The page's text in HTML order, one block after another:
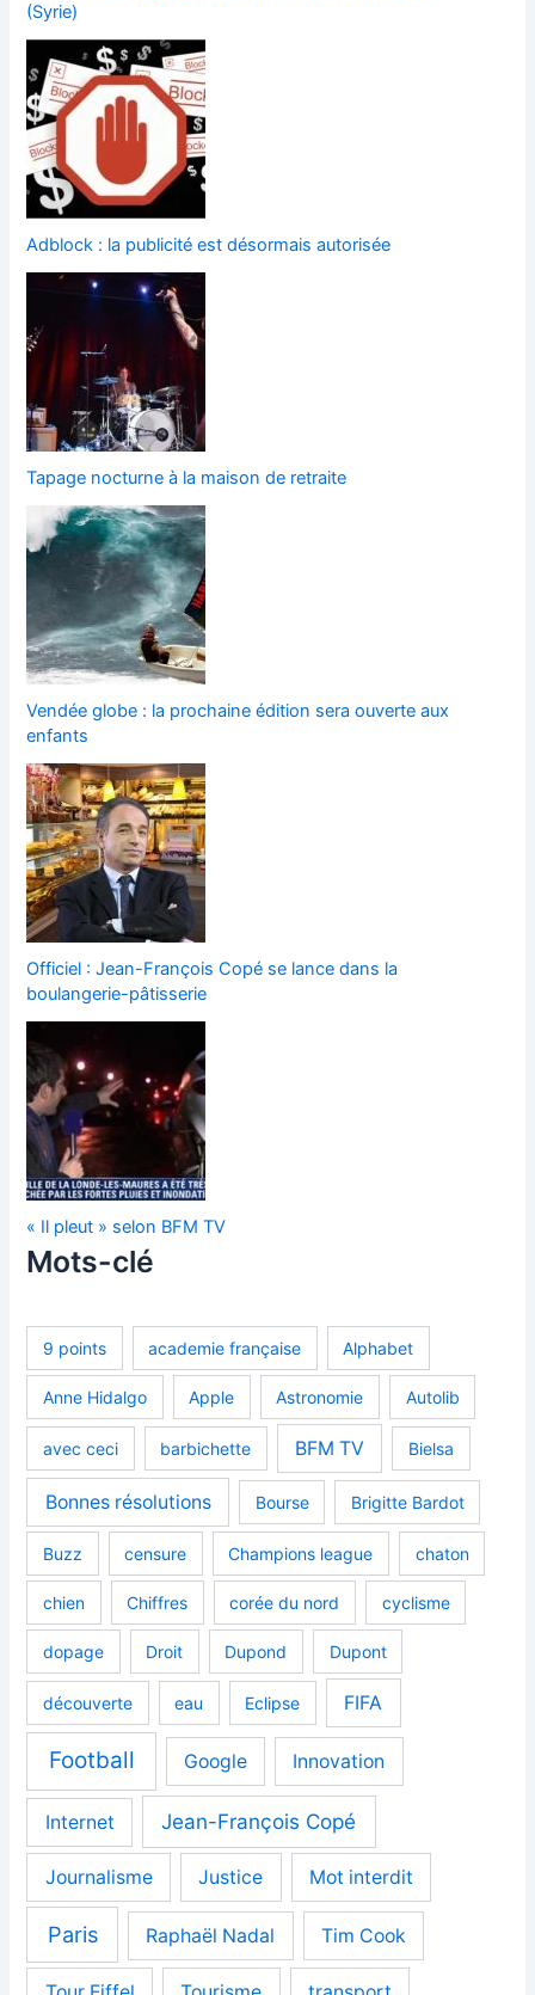
(Syrie)
Adblock : la publicité est désormais autorisée
Tapage nocturne à la maison de retraite
Vendée globe : la prochaine édition sera ouverte aux
enfants
Officiel : Jean-François Copé se lance dans la
boulangerie-pâtisserie
« Il pleut » selon BFM TV
Mots-clé
9 points academie française Alphabet
Anne Hidalgo Apple Astronomie Autolib
avec ceci barbichette BFM TV Bielsa
Bonnes résolutions Bourse Brigitte Bardot
Buzz censure Champions league chaton
chien Chiffres corée du nord cyclisme
dopage Droit Dupond Dupont
découverte eau Eclipse FIFA
Football Google Innovation
Internet Jean-François Copé
Journalisme Justice Mot interdit
Paris Raphaël Nadal Tim Cook